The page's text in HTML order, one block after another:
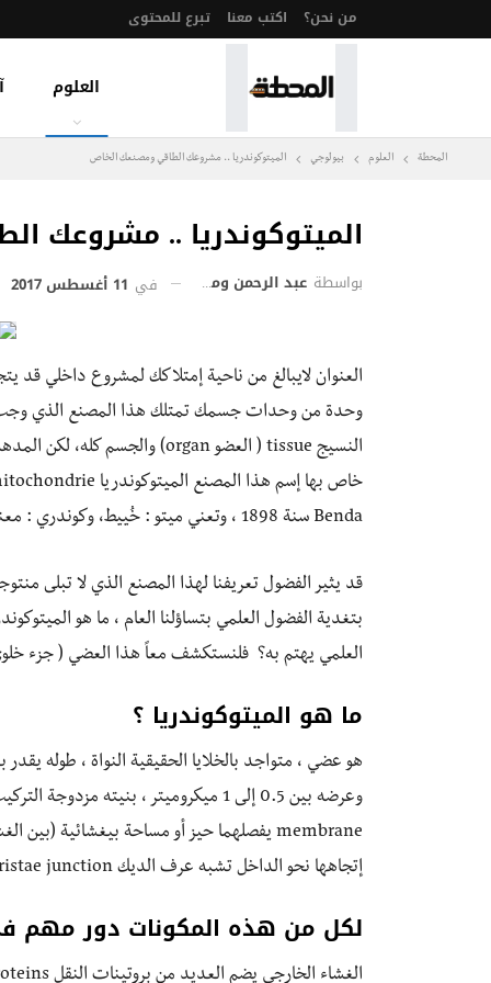
من نحن؟ اكتب معنا تبرع للمحتوى
العلوم
المحطة العلوم بيولوجي الميتوكوندريا .. مشروعك الطاقي ومصنعك الخاص
الميتوكوندريا .. مشروعك
بواسطة عبد الرحمن وماسي في 11 أغسطس 2017
العنوان لايبالغ من ناحية إمتلاكك لمشروع داخلي
Benda سنة 1898 ، وتعني ميتو : خُييط، وكوندري : معناها حُبَيْبَات .
قد يثير الفضول تعريفنا لهذا المصنع الذي لا تبلى
بتغدية الفضول العلمي بتساؤلنا العام ، ما هو
العلمي يهتم به؟ فلنستكشف معاً هذا العضي ( جزء
ما هو الميتوكوندريا ؟
هو عضي ، متواجد بالخلايا الحقيقية النواة ، طوله يقدر بعدة
إتجاهها نحو الداخل تشبه عرف الديك cristae junction، إضافة إلى لولب DNA mt الخاص به .
لكل من هذه المكونات دور